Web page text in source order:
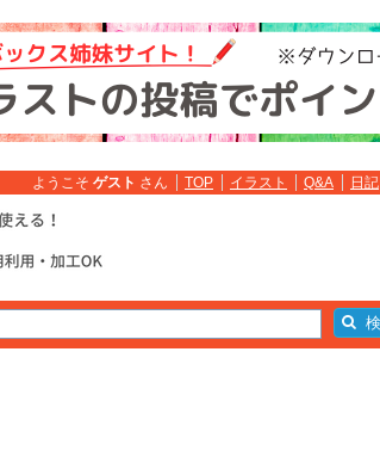
ようこそ ゲスト さん TOP イラスト Q&A 日記